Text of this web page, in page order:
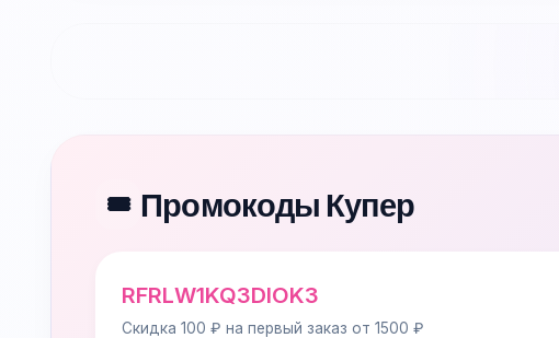
🎟️ Промокоды Купер
RFRLW1KQ3DIOK3
Скидка 100 ₽ на первый заказ от 1500 ₽